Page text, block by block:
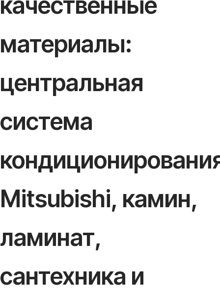
материалы:
центральная
система
Mitsubishi, камин,
ламинат,
сантехника и